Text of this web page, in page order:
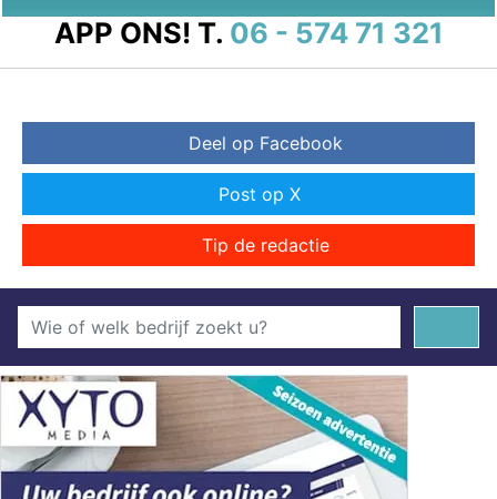
APP ONS! T. 06 - 574 71 321
Deel op Facebook
Post op X
Tip de redactie